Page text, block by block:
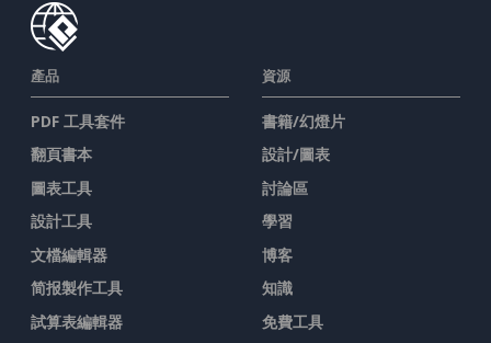
產品
PDF 工具套件
翻頁書本
圖表工具
設計工具
文檔編輯器
简报製作工具
試算表編輯器
資源
書籍/幻燈片
設計/圖表
討論區
學習
博客
知識
免費工具